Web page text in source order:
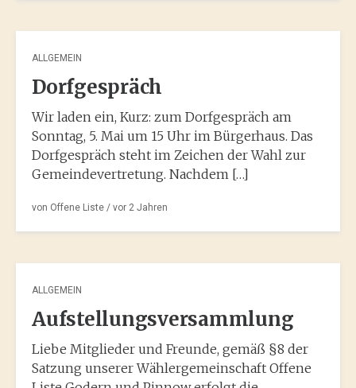
ALLGEMEIN
Dorfgespräch
Wir laden ein, Kurz: zum Dorfgespräch am
Sonntag, 5. Mai um 15 Uhr im Bürgerhaus. Das
Dorfgespräch steht im Zeichen der Wahl zur
Gemeindevertretung. Nachdem […]
von Offene Liste / vor 2 Jahren
ALLGEMEIN
Aufstellungsversammlung
Liebe Mitglieder und Freunde, gemäß §8 der
Satzung unserer Wählergemeinschaft Offene